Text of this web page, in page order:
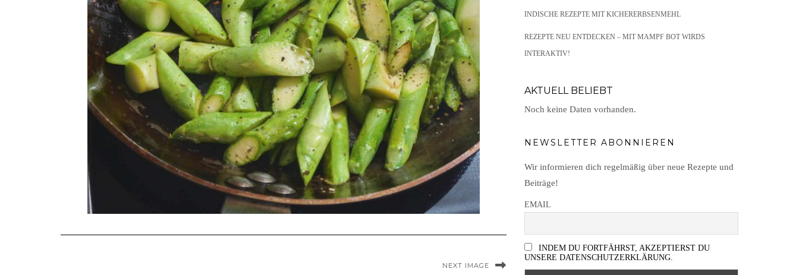
NEXT IMAGE
INDISCHE REZEPTE MIT KICHERERBSENMEHL
REZEPTE NEU ENTDECKEN – MIT MAMPF BOT WIRDS
INTERAKTIV!
AKTUELL BELIEBT
Noch keine Daten vorhanden.
NEWSLETTER ABONNIEREN
Wir informieren dich regelmäßig über neue Rezepte und
Beiträge!
EMAIL
INDEM DU FORTFÄHRST, AKZEPTIERST DU
UNSERE DATENSCHUTZERKLÄRUNG.